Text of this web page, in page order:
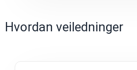
Hvordan veiledninger